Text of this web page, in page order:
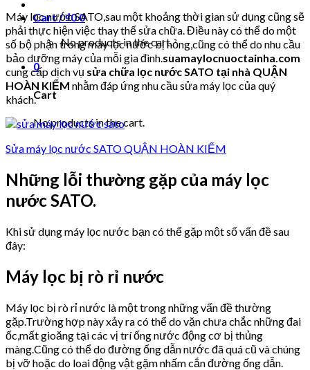
Cart /₫00
No products in the cart.
0
Cart
No products in the cart.
Máy lọc nước SATO,sau một khoảng thời gian sử dụng cũng sẽ
phải thực hiện việc thay thế sửa chữa. Điều này có thể do một
số bộ phận trong máy lọc nước bị hỏng,cũng có thể do nhu cầu
bảo dưỡng máy của mỗi gia đình.suamaylocnuoctainha.com
cung cấp dịch vụ sửa chữa lọc nước SATO tại nhà QUẬN
HOÀN KIẾM nhằm đáp ứng nhu cầu sửa máy lọc của quý
khách.
Sửa máy lọc nước SATO QUẬN HOÀN KIẾM
Những lỗi thường gặp của máy lọc
nước SATO.
Khi sử dụng máy lọc nước bạn có thể gặp một số vấn đề sau
đây:
Máy lọc bị rò rỉ nước
Máy lọc bị rò rỉ nước là một trong những vấn đề thường
gặp.Trường hợp này xảy ra có thể do vặn chưa chắc những đai
ốc,mất gioăng tại các vị trí ống nước động cơ bị thủng
màng.Cũng có thể do đường ống dẫn nước đã quá cũ và chúng
bị vỡ hoặc do loai động vật gặm nhấm cắn đường ống dẫn.